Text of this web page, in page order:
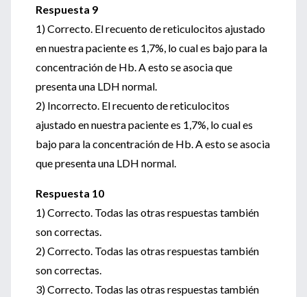
Respuesta 9
1) Correcto. El recuento de reticulocitos ajustado
en nuestra paciente es 1,7%, lo cual es bajo para la
concentración de Hb. A esto se asocia que
presenta una LDH normal.
2) Incorrecto. El recuento de reticulocitos
ajustado en nuestra paciente es 1,7%, lo cual es
bajo para la concentración de Hb. A esto se asocia
que presenta una LDH normal.
Respuesta 10
1) Correcto. Todas las otras respuestas también
son correctas.
2) Correcto. Todas las otras respuestas también
son correctas.
3) Correcto. Todas las otras respuestas también